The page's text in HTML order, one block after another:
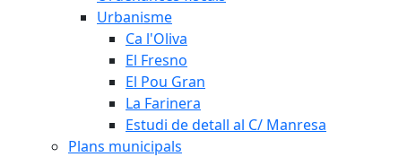
Urbanisme
Ca l'Oliva
El Fresno
El Pou Gran
La Farinera
Estudi de detall al C/ Manresa
Plans municipals